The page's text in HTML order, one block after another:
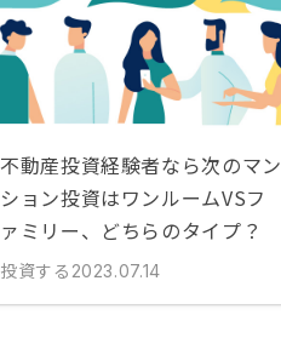
不動産投資経験者なら次のマン
ション投資はワンルームVSフ
ァミリー、どちらのタイプ？
投資する 2023.07.14